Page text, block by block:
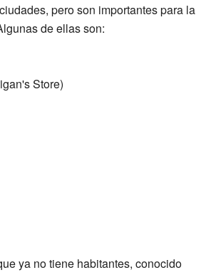
pero son importantes para la
de ellas son:
Store)
ya no tiene habitantes, conocido